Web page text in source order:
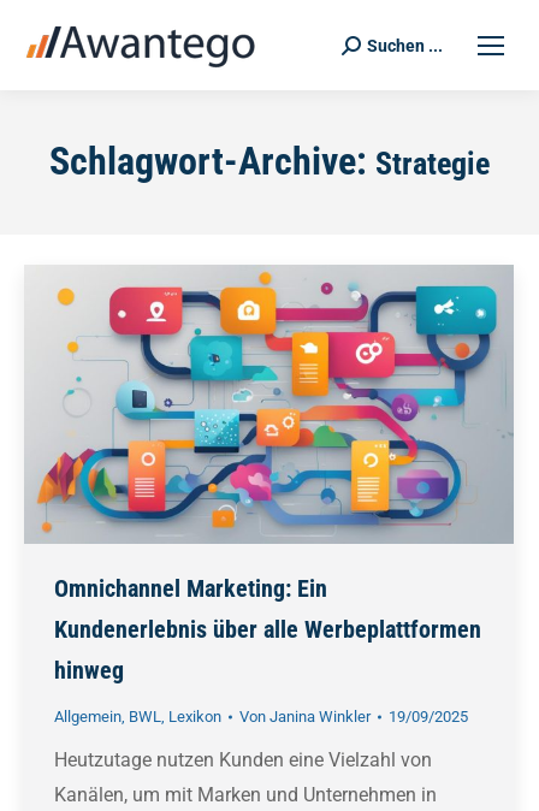
Search:
Suchen ...
Schlagwort-Archive: Strategie
Omnichannel Marketing: Ein
Kundenerlebnis über alle Werbeplattformen
hinweg
Allgemein, BWL, Lexikon Von Janina Winkler 19/09/2025
Heutzutage nutzen Kunden eine Vielzahl von
Kanälen, um mit Marken und Unternehmen in